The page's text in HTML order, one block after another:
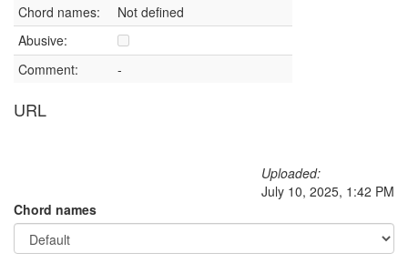
Chord names:
Not defined
Abusive:
Comment:
-
URL
Uploaded:
July 10, 2025, 1:42 PM
Chord names